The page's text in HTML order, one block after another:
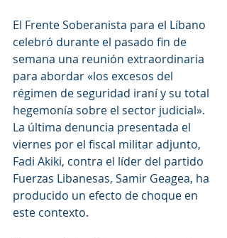
El Frente Soberanista para el Líbano
celebró durante el pasado fin de
semana una reunión extraordinaria
para abordar «los excesos del
régimen de seguridad iraní y su total
hegemonía sobre el sector judicial».
La última denuncia presentada el
viernes por el fiscal militar adjunto,
Fadi Akiki, contra el líder del partido
Fuerzas Libanesas, Samir Geagea, ha
producido un efecto de choque en
este contexto.